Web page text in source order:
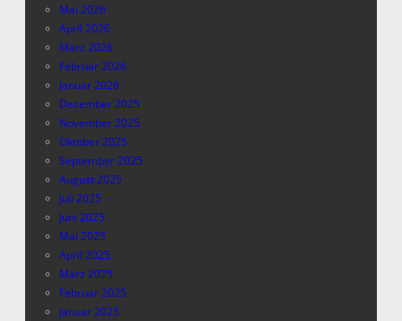
Mai 2026
April 2026
März 2026
Februar 2026
Januar 2026
Dezember 2025
November 2025
Oktober 2025
September 2025
August 2025
Juli 2025
Juni 2025
Mai 2025
April 2025
März 2025
Februar 2025
Januar 2025